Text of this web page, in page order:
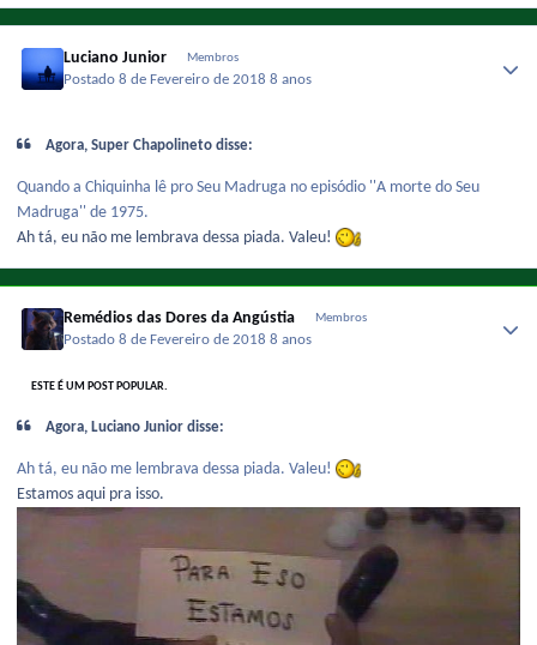
Luciano Junior Membros
Postado8 de Fevereiro de 20188 anos
Agora, Super Chapolineto disse:
Quando a Chiquinha lê pro Seu Madruga no episódio ''A morte do Seu
Madruga'' de 1975.
Ah tá, eu não me lembrava dessa piada. Valeu!
Remédios das Dores da Angústia Membros
Postado8 de Fevereiro de 20188 anos
ESTE É UM POST POPULAR.
Agora, Luciano Junior disse:
Ah tá, eu não me lembrava dessa piada. Valeu!
Estamos aqui pra isso.